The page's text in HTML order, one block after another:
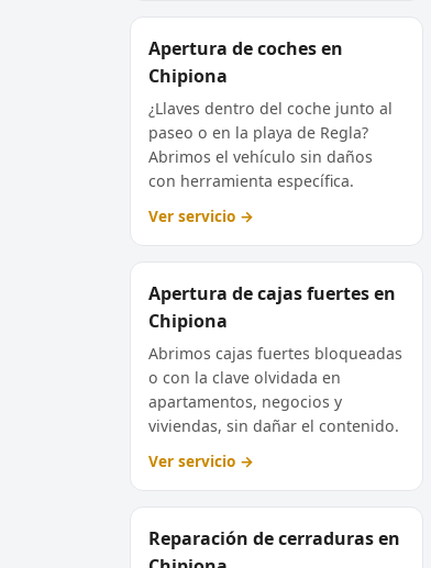
Apertura de coches en
Chipiona
¿Llaves dentro del coche junto al
paseo o en la playa de Regla?
Abrimos el vehículo sin daños
con herramienta específica.
Ver servicio →
Apertura de cajas fuertes en
Chipiona
Abrimos cajas fuertes bloqueadas
o con la clave olvidada en
apartamentos, negocios y
viviendas, sin dañar el contenido.
Ver servicio →
Reparación de cerraduras en